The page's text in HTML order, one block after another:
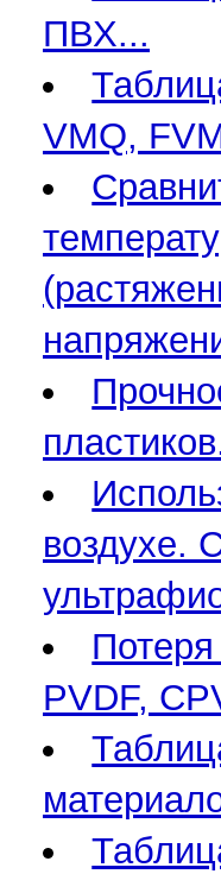
ПВХ...
VMQ,
воздухе.
PVDF,